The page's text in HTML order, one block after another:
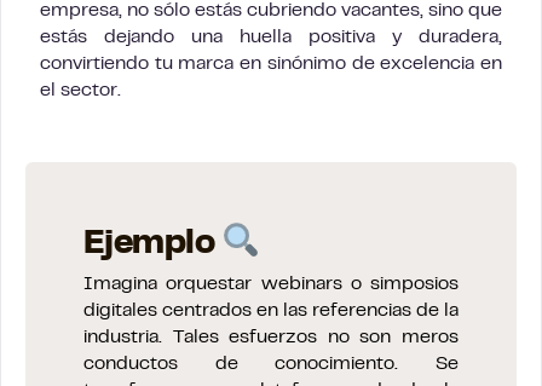
empresa, no sólo estás cubriendo vacantes, sino que
estás dejando una huella positiva y duradera,
convirtiendo tu marca en sinónimo de excelencia en
el sector.
Ejemplo
Imagina orquestar webinars o simposios
digitales centrados en las referencias de la
industria. Tales esfuerzos no son meros
conductos de conocimiento. Se